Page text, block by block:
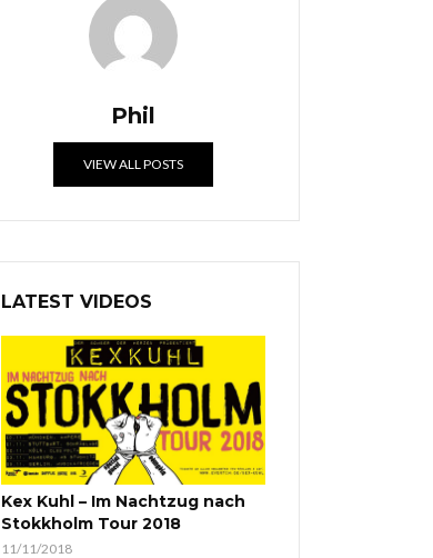
Phil
VIEW ALL POSTS
LATEST VIDEOS
Kex Kuhl – Im Nachtzug nach
Stokkholm Tour 2018
11/11/2018